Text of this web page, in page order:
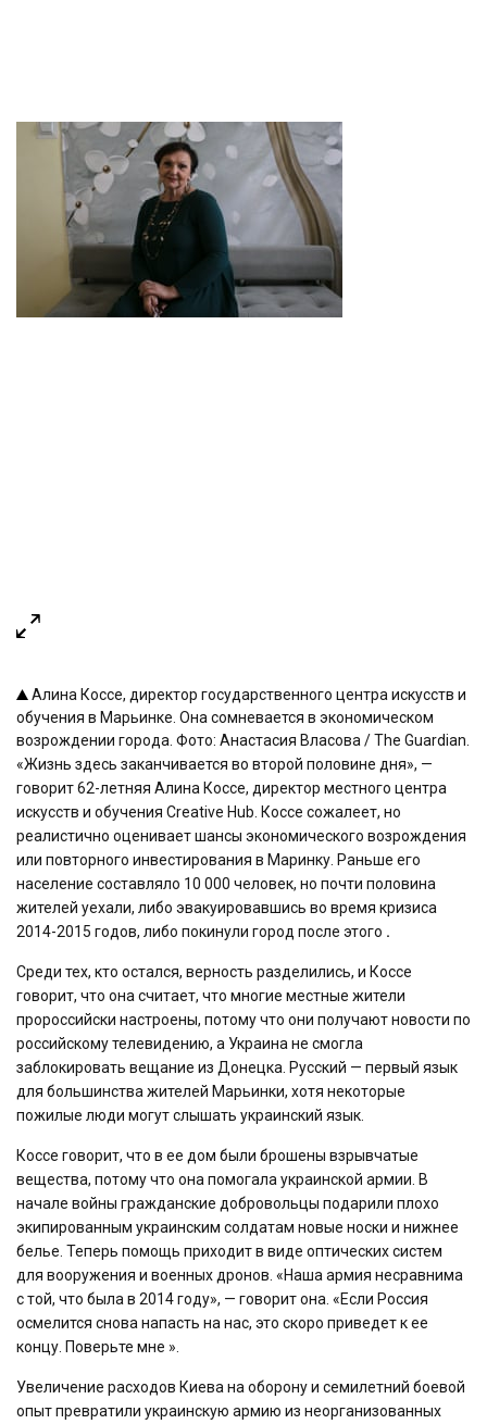
Алина Коссе, директор государственного центра искусств и
обучения в Марьинке. Она сомневается в экономическом
возрождении города. Фото: Анастасия Власова / The Guardian.
«Жизнь здесь заканчивается во второй половине дня», —
говорит 62-летняя Алина Коссе, директор местного центра
искусств и обучения Creative Hub. Коссе сожалеет, но
реалистично оценивает шансы экономического возрождения
или повторного инвестирования в Маринку. Раньше его
население составляло 10 000 человек, но почти половина
жителей уехали, либо эвакуировавшись во время кризиса
2014-2015 годов, либо покинули город после этого .
Среди тех, кто остался, верность разделились, и Коссе
говорит, что она считает, что многие местные жители
пророссийски настроены, потому что они получают новости по
российскому телевидению, а Украина не смогла
заблокировать вещание из Донецка. Русский — первый язык
для большинства жителей Марьинки, хотя некоторые
пожилые люди могут слышать украинский язык.
Коссе говорит, что в ее дом были брошены взрывчатые
вещества, потому что она помогала украинской армии. В
начале войны гражданские добровольцы подарили плохо
экипированным украинским солдатам новые носки и нижнее
белье. Теперь помощь приходит в виде оптических систем
для вооружения и военных дронов. «Наша армия несравнима
с той, что была в 2014 году», — говорит она. «Если Россия
осмелится снова напасть на нас, это скоро приведет к ее
концу. Поверьте мне ».
Увеличение расходов Киева на оборону и семилетний боевой
опыт превратили украинскую армию из неорганизованных